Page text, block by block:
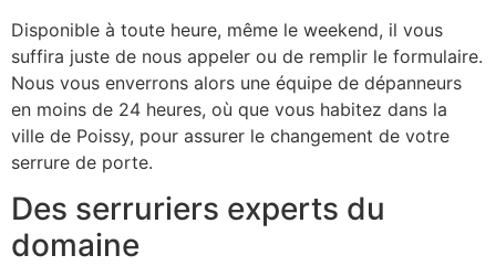
Disponible à toute heure, même le weekend, il vous
suffira juste de nous appeler ou de remplir le formulaire.
Nous vous enverrons alors une équipe de dépanneurs
en moins de 24 heures, où que vous habitez dans la
ville de Poissy, pour assurer le changement de votre
serrure de porte.
Des serruriers experts du
domaine